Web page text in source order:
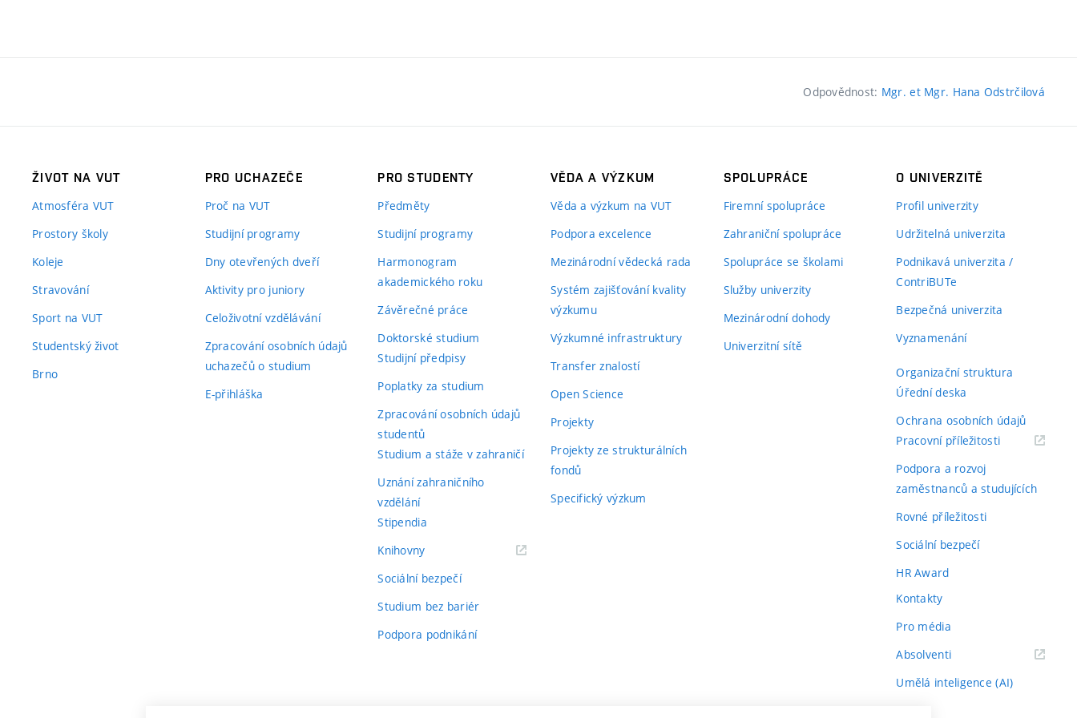
Odpovědnost: Mgr. et Mgr. Hana Odstrčilová
ŽIVOT NA VUT
Atmosféra VUT
Prostory školy
Koleje
Stravování
Sport na VUT
Studentský život
Brno
PRO UCHAZEČE
Proč na VUT
Studijní programy
Dny otevřených dveří
Aktivity pro juniory
Celoživotní vzdělávání
Zpracování osobních údajů
uchazečů o studium
E-přihláška
PRO STUDENTY
Předměty
Studijní programy
Harmonogram
akademického roku
Závěrečné práce
Doktorské studium
Studijní předpisy
Poplatky za studium
Zpracování osobních údajů
studentů
Studium a stáže v zahraničí
Uznání zahraničního
vzdělání
Stipendia
Knihovny(externí
Sociální bezpečí
Studium bez bariér
Podpora podnikání
VĚDA A VÝZKUM
Věda a výzkum na VUT
Podpora excelence
Mezinárodní vědecká rada
Systém zajišťování kvality
výzkumu
Výzkumné infrastruktury
Transfer znalostí
Open Science
Projekty
Projekty ze strukturálních
fondů
Specifický výzkum
SPOLUPRÁCE
Firemní spolupráce
Zahraniční spolupráce
Spolupráce se školami
Služby univerzity
Mezinárodní dohody
Univerzitní sítě
O UNIVERZITĚ
Profil univerzity
Udržitelná univerzita
Podnikavá univerzita /
ContriBUTe
Bezpečná univerzita
Vyznamenání
Organizační struktura
Úřední deska
Ochrana osobních údajů
Pracovní příležitosti(externí
Podpora a rozvoj
zaměstnanců a studujících
Rovné příležitosti
Sociální bezpečí
HR Award
Kontakty
Pro média
Absolventi(externí
Umělá inteligence (AI)